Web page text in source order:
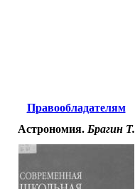
Правообладателям
Астрономия. Брагин Т.